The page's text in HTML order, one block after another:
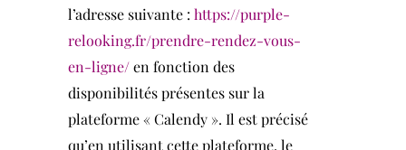
l’adresse suivante : https://purple-
relooking.fr/prendre-rendez-vous-
en-ligne/en fonction des
disponibilités présentes sur la
plateforme « Calendy ». Il est précisé
qu’en utilisant cette plateforme, le